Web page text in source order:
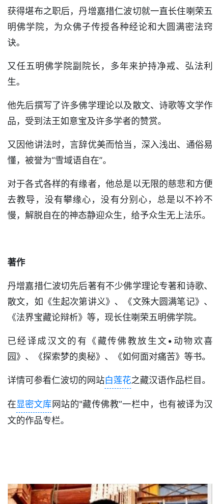
获得堪布之职后，丹增嘉措仁波切就一直长住喇荣五
明佛学院，为众佛子传授各种经论和大圆满密法窍
诀。
又任五明佛学院副院长，多年来护持净戒、弘法利
生。
他先后撰写了许多佛学理论以及散文、诗歌等文学作
品，受到法王如意宝及许多学者的赞赏。
又因他讲法时，言辞优美而恰当，深入浅出、通俗易
懂，被誉为“雪域语自在”。
对于各式各样的有缘者，他总是以无限的慈悲和方便
去教导，没有攀缘心，没有分别心，总是以不衿不
慢，解脱自在的神态静迎众生，给予众生无上法乐。
著作
丹增嘉措仁波切先后著有不少佛学理论专著和诗歌、
散文，如《生起次第讲义》、《文殊大圆满笔记》、
《法界宝藏论辩析》等，现长住喇荣五明佛学院。
已经译成汉文的有《藏传佛教放生文•动物欢喜
园》、《探索梦的奥秘》、《如何面对痛苦》等书。
详情可参看仁波切的网站白莲花之藏汉语作品栏目。
在显密文库网站的"藏传佛教”一栏中，也有被译为汉
文的作品专栏。